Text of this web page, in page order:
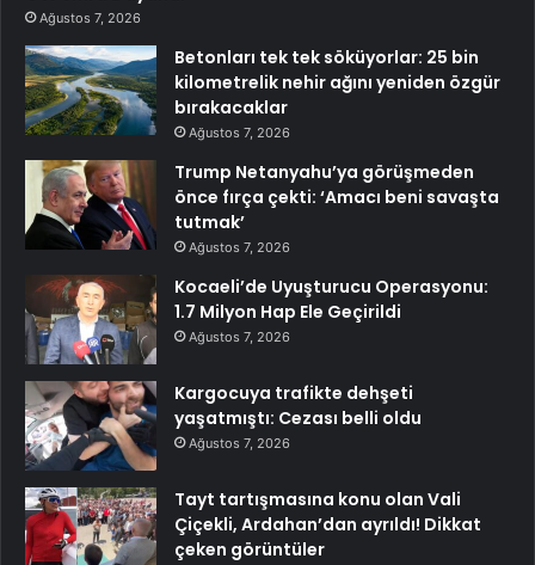
Ağustos 7, 2026
Betonları tek tek söküyorlar: 25 bin
kilometrelik nehir ağını yeniden özgür
bırakacaklar
Ağustos 7, 2026
Trump Netanyahu’ya görüşmeden
önce fırça çekti: ‘Amacı beni savaşta
tutmak’
Ağustos 7, 2026
Kocaeli’de Uyuşturucu Operasyonu:
1.7 Milyon Hap Ele Geçirildi
Ağustos 7, 2026
Kargocuya trafikte dehşeti
yaşatmıştı: Cezası belli oldu
Ağustos 7, 2026
Tayt tartışmasına konu olan Vali
Çiçekli, Ardahan’dan ayrıldı! Dikkat
çeken görüntüler